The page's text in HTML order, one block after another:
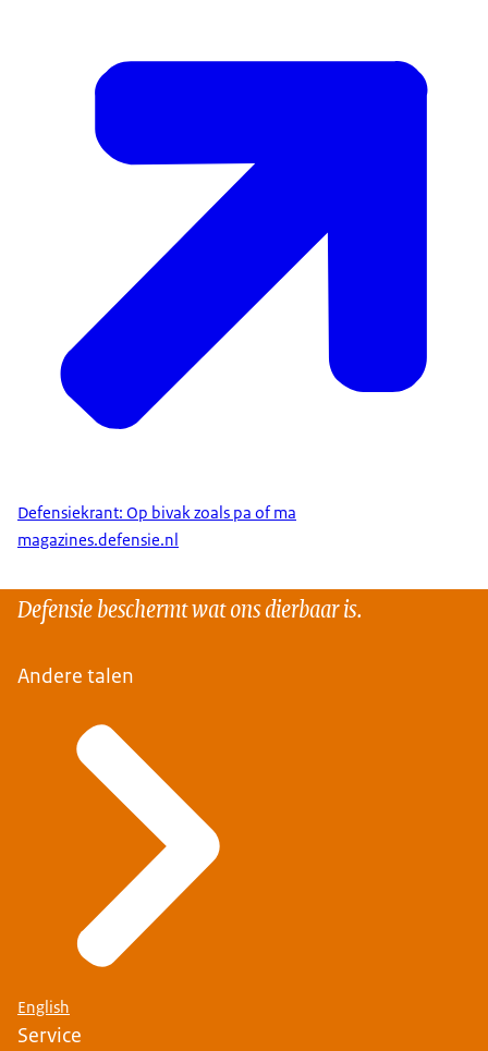
Defensiekrant: Op bivak zoals pa of ma
magazines.defensie.nl
Defensie beschermt wat ons dierbaar is.
Andere talen
English
Service